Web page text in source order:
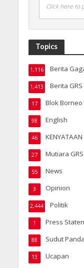
Click here to
Topics
Berita
1,116
Berita GRS
1,413
Blok Borneo
17
English
98
46
Mutiara GRS
27
News
55
Opinion
3
Politik
2,444
Press
1
Sudut
88
Ucapan
13